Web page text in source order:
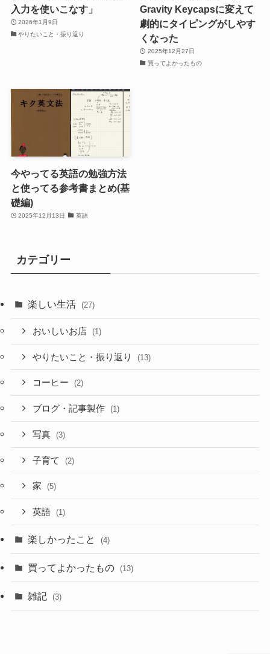
入力を使いこなす」
2026年1月9日
やりたいこと・振り返り
Gravity Keycapsに変えて
劇的にタイピングがしやす
くなった
2025年12月27日
買ってよかったもの
今やってる英語の勉強方法
と使ってる参考書まとめ(基
礎編)
2025年12月13日 英語
カテゴリー
楽しい生活 (27)
おいしいお店 (1)
やりたいこと・振り返り (13)
コーヒー (2)
ブログ・記事製作 (1)
写真 (3)
子育て (2)
家 (5)
英語 (1)
楽しかったこと (4)
買ってよかったもの (13)
雑記 (3)